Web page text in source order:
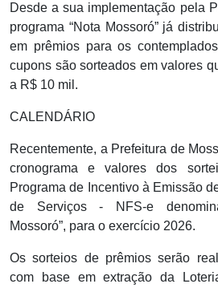
Desde a sua implementação pela
programa “Nota Mossoró” já
em prêmios para os
cupons são sorteados em valores
a R$ 10 mil.
CALENDÁRIO
Recentemente, a Prefeitura de
cronograma e valores dos
Programa de Incentivo à Emissão
de Serviços - NFS-e
Mossoró”, para o exercício 2026.
Os sorteios de prêmios serão
com base em extração da